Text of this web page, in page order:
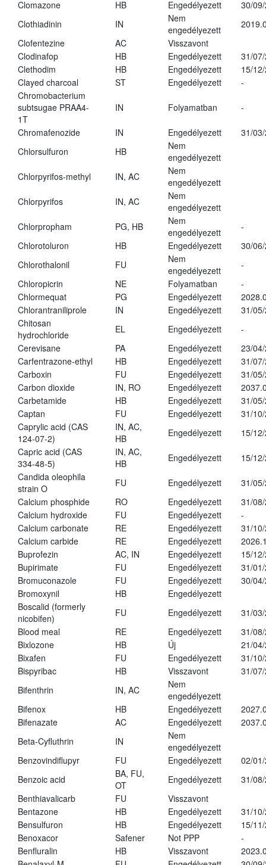
Clomazone HB Engedélyezett
30/
Clothiadinin
IN
Nem
engedélyezett
Clofentezine
AC
Visszavont
Clodinafop
HB Engedélyezett
31/
Clethodim
HB Engedélyezett
15/
Clayed charcoal
ST Engedélyezett
-
Chromobacterium
subtsugae PRAA4-
1T
IN Folyamatban -
Chromafenozide IN Engedélyezett
31/
Chlorsulfuron
HB
Nem
engedélyezett
Chlorpyrifos-methyl
IN, AC
Nem
engedélyezett
Chlorpyrifos
IN, AC
Nem
engedélyezett
Chlorpropham
PG, HB
Nem
engedélyezett
-
Chlorotoluron
HB Engedélyezett
30/
Chlorothalonil
FU
Nem
engedélyezett
-
Chloropicrin
NE Folyamatban
-
Chlormequat
PG Engedélyezett
Chlorantraniliprole
IN Engedélyezett
31/
Chitosan
hydrochloride
EL Engedélyezett
-
Cerevisane
PA Engedélyezett
23/
Carfentrazone-ethyl
HB Engedélyezett
31/
Carboxin
FU Engedélyezett
31/
Carbon dioxide
IN, RO Engedélyezett
Carbetamide
HB Engedélyezett
31/
Captan
FU Engedélyezett
31/
Caprylic acid (CAS
124-07-2)
IN, AC,
HB
Engedélyezett
15/
Capric acid (CAS
334-48-5)
IN, AC,
HB
Engedélyezett
15/
Candida oleophila
strain O
FU Engedélyezett
31/
Calcium phosphide
RO Engedélyezett
31/
Calcium hydroxide
FU Engedélyezett
-
Calcium carbonate
RE Engedélyezett
31/
Calcium carbide
RE Engedélyezett
Buprofezin
AC, IN Engedélyezett
15/
Bupirimate
FU Engedélyezett
31/
Bromuconazole
FU Engedélyezett
30/
Bromoxynil
HB
Engedélyezett
Boscalid (formerly
nicobifen)
FU Engedélyezett
31/
Blood meal
RE Engedélyezett
31/
Bixlozone
HB Új
21/
Bixafen
FU Engedélyezett
31/
Bispyribac
HB Visszavont
31/
Bifenthrin
IN, AC
Nem
engedélyezett
Bifenox
HB Engedélyezett
Bifenazate
AC Engedélyezett
Beta-Cyfluthrin
IN
Nem
engedélyezett
Benzovindiflupyr
FU Engedélyezett
02/
Benzoic acid
BA, FU,
OT
Engedélyezett
31/
Benthiavalicarb
FU
Visszavont
Bentazone
HB Engedélyezett
31/
Bensulfuron
HB Engedélyezett
15/
Benoxacor
Safener Not PPP
-
Benfluralin
HB Visszavont